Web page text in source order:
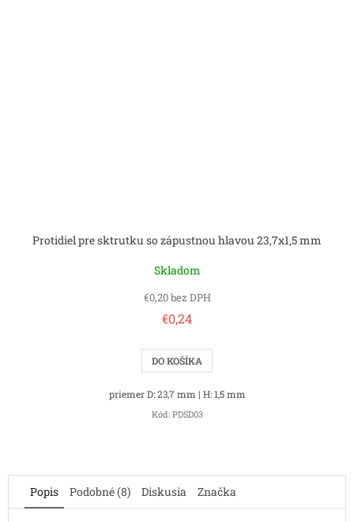
Protidiel pre sktrutku so zápustnou hlavou 23,7x1,5 mm
Skladom
€0,20 bez DPH
€0,24
DO KOŠÍKA
priemer D: 23,7 mm | H: 1,5 mm
Kód: PDSD03
Popis Podobné (8) Diskusia Značka